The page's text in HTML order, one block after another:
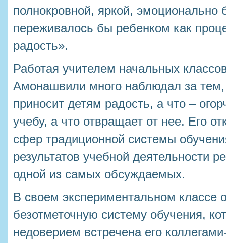
полнокровной, яркой, эмоционально
переживалось бы ребенком как
радость».
Работая учителем начальных
Амонашвили много наблюдал за
приносит детям радость, а что –
учебу, а что отвращает от нее. Его
сфер традиционной системы
результатов учебной деятельности
одной из самых обсуждаемых.
В своем экспериментальном классе
безотметочную систему обучения,
недоверием встречена его